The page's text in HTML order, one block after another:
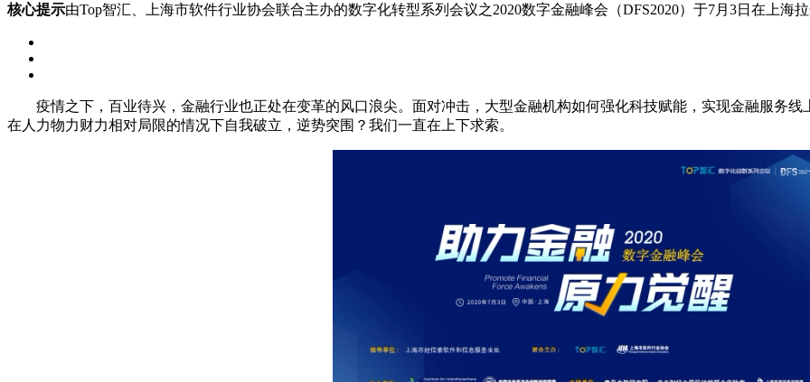
核心提示由Top智汇、上海市软件行业协会联合主办的数字化转型系列会议之2020数字金融峰会（DFS2020）于7月3日在上海拉
疫情之下，百业待兴，金融行业也正处在变革的风口浪尖。面对冲击，大型金融机构如何强化科技赋能，实现金融服务
在人力物力财力相对局限的情况下自我破立，逆势突围？我们一直在上下求索。